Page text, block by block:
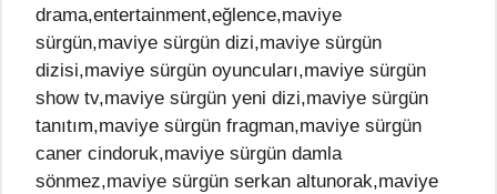
drama,entertainment,eğlence,maviye
sürgün,maviye sürgün dizi,maviye sürgün
dizisi,maviye sürgün oyuncuları,maviye sürgün
show tv,maviye sürgün yeni dizi,maviye sürgün
tanıtım,maviye sürgün fragman,maviye sürgün
caner cindoruk,maviye sürgün damla
sönmez,maviye sürgün serkan altunorak,maviye